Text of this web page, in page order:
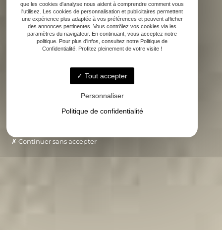
que les cookies d'analyse nous aident à comprendre comment vous
l'utilisez. Les cookies de personnalisation et publicitaires permettent
une expérience plus adaptée à vos préférences et peuvent afficher
des annonces pertinentes. Vous contrôlez vos cookies via les
paramètres du navigateur. En continuant, vous acceptez notre
politique. Pour plus d'infos, consultez notre Politique de
Confidentialité. Profitez pleinement de votre visite !
Tout accepter
Personnaliser
Politique de confidentialité
Continuer sans accepter